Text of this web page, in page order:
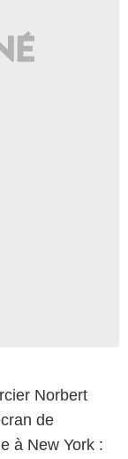
Norbert
de
à New York :